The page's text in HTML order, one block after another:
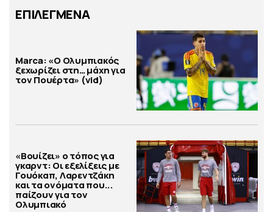
ΕΠΙΛΕΓΜΕΝΑ
Marca: «Ο Ολυμπιακός
ξεχωρίζει στη… μάχη για
τον Πουέρτα» (vid)
«Βουίζει» ο τόπος για
γκαρντ: Οι εξελίξεις με
Γουόκαπ, Λαρεντζάκη
και τα ονόματα που...
παίζουν για τον
Ολυμπιακό